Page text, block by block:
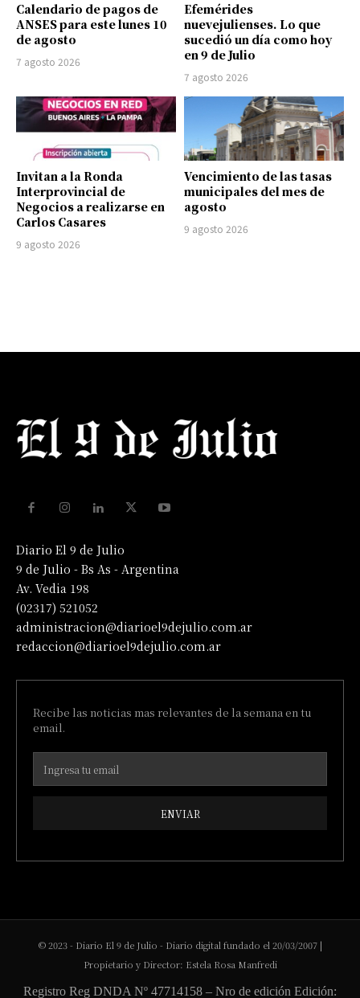
Calendario de pagos de
ANSES para este lunes 10
de agosto
7 agosto 2026
Efemérides
nuevejulienses. Lo que
sucedió un día como hoy
en 9 de Julio
7 agosto 2026
Invitan a la Ronda
Interprovincial de
Negocios a realizarse en
Carlos Casares
9 agosto 2026
Vencimiento de las tasas
municipales del mes de
agosto
9 agosto 2026
Diario El 9 de Julio
9 de Julio - Bs As - Argentina
Av. Vedia 198
(02317) 521052
administracion@diarioel9dejulio.com.ar
redaccion@diarioel9dejulio.com.ar
Recibe las noticias mas relevantes de la semana en tu
email.
ENVIAR
© 2023 - Diario El 9 de Julio - Diario digital fundado el 20/03/2007 |
Propietario y Director: Estela Rosa Manfredi
Registro Reg DNDA Nº 47714158 – Nro de edición Edición: